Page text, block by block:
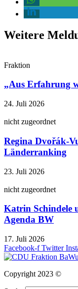
Weitere
Fraktion
„Aus Erfahrung
24. Juli 2026
nicht zugeordnet
Regina Dvořák-
Länderranking
23. Juli 2026
nicht zugeordnet
Katrin Schindele
Agenda BW
17. Juli 2026
Facebook-f Twitter
Copyright 2023 ©